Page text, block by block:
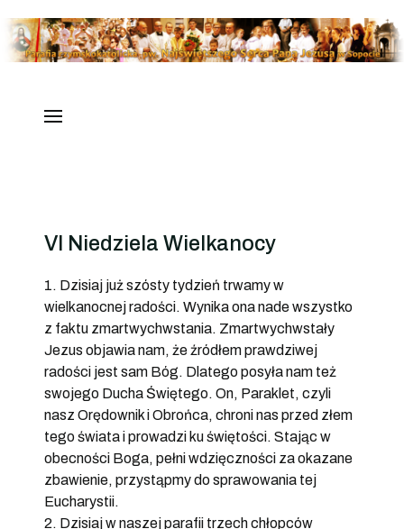
VI Niedziela Wielkanocy
1. Dzisiaj już szósty tydzień trwamy w
wielkanocnej radości. Wynika ona nade wszystko
z faktu zmartwychwstania. Zmartwychwstały
Jezus objawia nam, że źródłem prawdziwej
radości jest sam Bóg. Dlatego posyła nam też
swojego Ducha Świętego. On, Paraklet, czyli
nasz Orędownik i Obrońca, chroni nas przed złem
tego świata i prowadzi ku świętości. Stając w
obecności Boga, pełni wdzięczności za okazane
zbawienie, przystąpmy do sprawowania tej
Eucharystii.
2. Dzisiaj w naszej parafii trzech chłopców